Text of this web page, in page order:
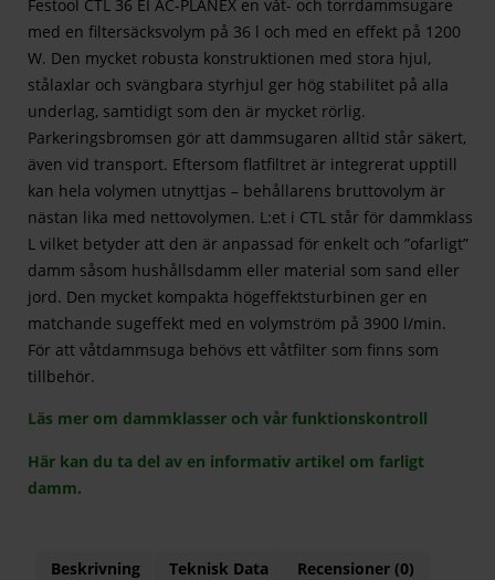
Festool CTL 36 EI AC-PLANEX en våt- och torrdammsugare
med en filtersäcksvolym på 36 l och med en effekt på 1200
W. Den mycket robusta konstruktionen med stora hjul,
stålaxlar och svängbara styrhjul ger hög stabilitet på alla
underlag, samtidigt som den är mycket rörlig.
Parkeringsbromsen gör att dammsugaren alltid står säkert,
även vid transport. Eftersom flatfiltret är integrerat upptill
kan hela volymen utnyttjas – behållarens bruttovolym är
nästan lika med nettovolymen. L:et i CTL står för dammklass
L vilket betyder att den är anpassad för enkelt och ”ofarligt”
damm såsom hushållsdamm eller material som sand eller
jord. Den mycket kompakta högeffektsturbinen ger en
matchande sugeffekt med en volymström på 3900 l/min.
För att våtdammsuga behövs ett våtfilter som finns som
tillbehör.
Läs mer om dammklasser och vår funktionskontroll
Här kan du ta del av en informativ artikel om farligt
damm.
Beskrivning Teknisk Data Recensioner (0)